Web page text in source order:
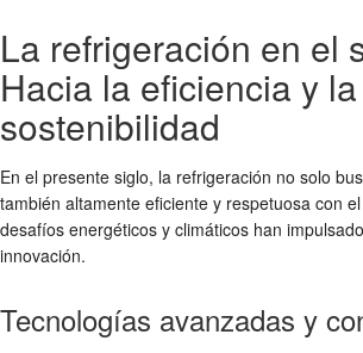
La refrigeración en el
Hacia la eficiencia y la
sostenibilidad
En el presente siglo, la refrigeración no solo
también altamente eficiente y respetuosa con
desafíos energéticos y climáticos han
innovación.
Tecnologías avanzadas y